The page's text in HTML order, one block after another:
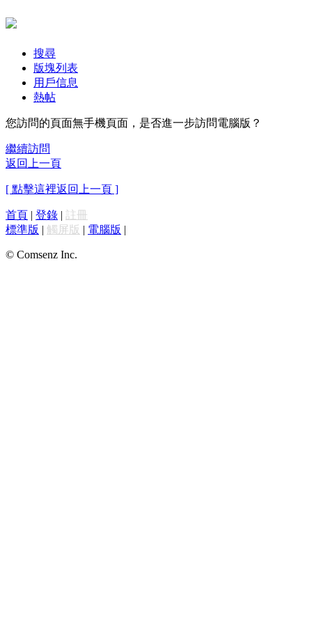
搜尋
版塊列表
用戶信息
熱帖
您訪問的頁面無手機頁面，是否進一步訪問電腦版？
繼續訪問
返回上一頁
[ 點擊這裡返回上一頁 ]
首頁 | 登錄 | 註冊
標準版 | 觸屏版 | 電腦版 |
© Comsenz Inc.